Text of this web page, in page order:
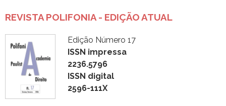
REVISTA POLIFONIA - EDIÇÃO ATUAL
Edição Número 17
ISSN impressa
2236.5796
ISSN digital
2596-111X